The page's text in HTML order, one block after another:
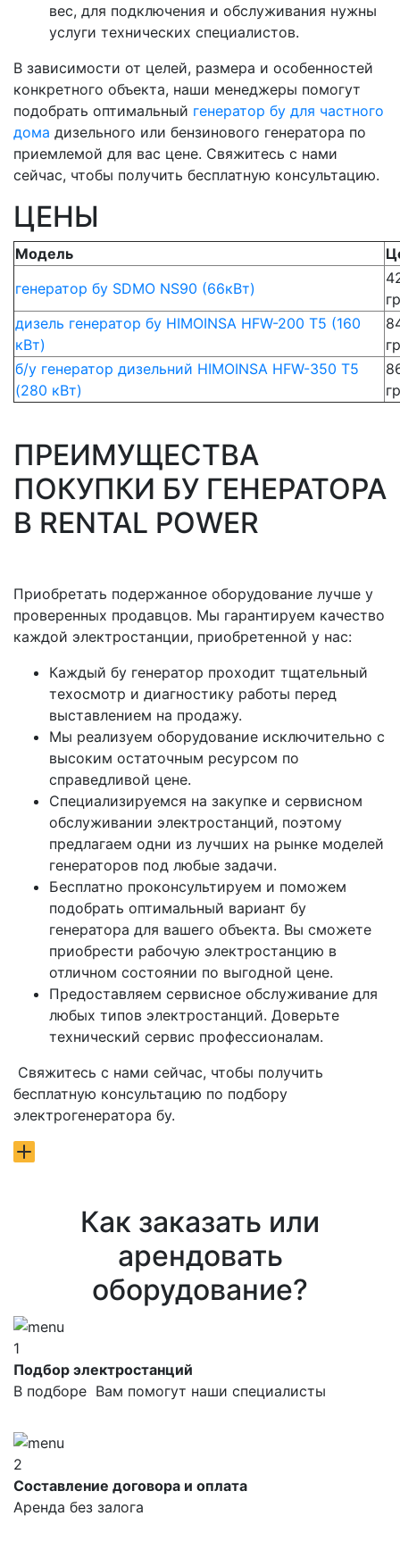
вес, для подключения и обслуживания нужны
услуги технических специалистов.
В зависимости от целей, размера и особенностей
конкретного объекта, наши менеджеры помогут
подобрать оптимальный генератор бу для частного
дома дизельного или бензинового генератора по
приемлемой для вас цене. Свяжитесь с нами
сейчас, чтобы получить бесплатную консультацию.
ЦЕНЫ
Модель
генератор бу SDMO NS90 (66кВт)
дизель генератор бу HIMOINSA HFW-200 T5 (160
кВт)
б/у генератор дизельний HIMOINSA HFW-350 T5
(280 кВт)
ПРЕИМУЩЕСТВА
ПОКУПКИ БУ ГЕНЕРАТОРА
В RENTAL POWER
Приобретать подержанное оборудование лучше у
проверенных продавцов. Мы гарантируем качество
каждой электростанции, приобретенной у нас:
Каждый бу генератор проходит тщательный
техосмотр и диагностику работы перед
выставлением на продажу.
Мы реализуем оборудование исключительно с
высоким остаточным ресурсом по
справедливой цене.
Специализируемся на закупке и сервисном
обслуживании электростанций, поэтому
предлагаем одни из лучших на рынке моделей
генераторов под любые задачи.
Бесплатно проконсультируем и поможем
подобрать оптимальный вариант бу
генератора для вашего объекта. Вы сможете
приобрести рабочую электростанцию в
отличном состоянии по выгодной цене.
Предоставляем сервисное обслуживание для
любых типов электростанций. Доверьте
технический сервис профессионалам.
Свяжитесь с нами сейчас, чтобы получить
бесплатную консультацию по подбору
электрогенератора бу.
Как заказать или
арендовать
оборудование?
1
Подбор электростанций
В подборе Вам помогут наши специалисты
2
Составление договора и оплата
Аренда без залога